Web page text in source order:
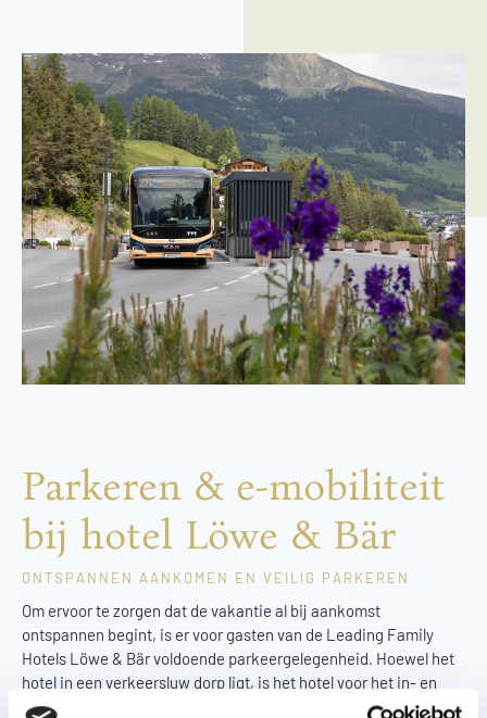
Parkeren & e-mobiliteit
bij hotel Löwe & Bär
ONTSPANNEN AANKOMEN EN VEILIG PARKEREN
Om ervoor te zorgen dat de vakantie al bij aankomst
ontspannen begint, is er voor gasten van de Leading Family
Hotels Löwe & Bär voldoende parkeergelegenheid. Hoewel het
hotel in een verkeersluw dorp ligt, is het hotel voor het in- en
uitchecken altijd met de auto bereikbaar.